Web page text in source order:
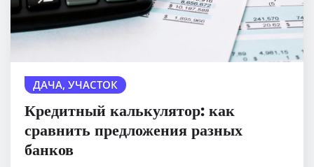
ДАЧА, УЧАСТОК
Кредитный калькулятор: как
сравнить предложения разных
банков